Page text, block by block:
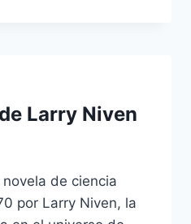
Larry Niven
de ciencia
por Larry Niven, la